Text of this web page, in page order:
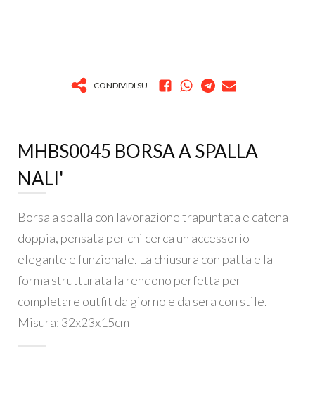
CONDIVIDI SU
MHBS0045 BORSA A SPALLA
NALI'
Borsa a spalla con lavorazione trapuntata e catena
doppia, pensata per chi cerca un accessorio
elegante e funzionale. La chiusura con patta e la
forma strutturata la rendono perfetta per
completare outfit da giorno e da sera con stile.
Misura: 32x23x15cm